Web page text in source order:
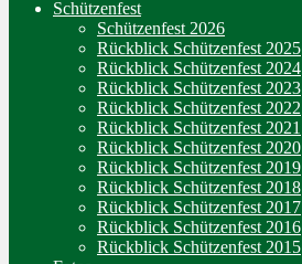
Schützenfest
Schützenfest 2026
Rückblick Schützenfest 2025
Rückblick Schützenfest 2024
Rückblick Schützenfest 2023
Rückblick Schützenfest 2022
Rückblick Schützenfest 2021
Rückblick Schützenfest 2020
Rückblick Schützenfest 2019
Rückblick Schützenfest 2018
Rückblick Schützenfest 2017
Rückblick Schützenfest 2016
Rückblick Schützenfest 2015